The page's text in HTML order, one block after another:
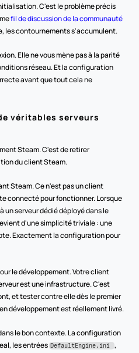
C'est le problème précis
fil de discussion de la communauté
les contournements s'accumulent.
Elle ne vous mène pas à la parité
réseau. Et la configuration
avant que tout cela ne
véritables serveurs
Steam. C'est de retirer
du client Steam.
Steam. Ce n'est pas un client
connecté pour fonctionner. Lorsque
serveur dédié déployé dans le
d'une simplicité triviale : une
Exactement la configuration pour
le développement. Votre client
est une infrastructure. C'est
et tester contre elle dès le premier
développement est réellement livré.
le bon contexte. La configuration
les entrées DefaultEngine.ini
,